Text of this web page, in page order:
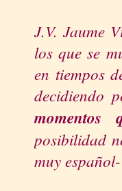
J.V. Jaume
los que se
en tiempos
decidiendo
momentos
posibilidad
muy